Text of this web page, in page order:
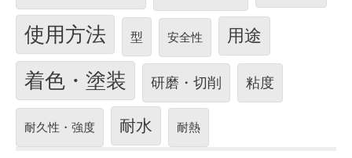
使用方法 型 安全性 用途
着色・塗装 研磨・切削 粘度
耐久性・強度 耐水 耐熱